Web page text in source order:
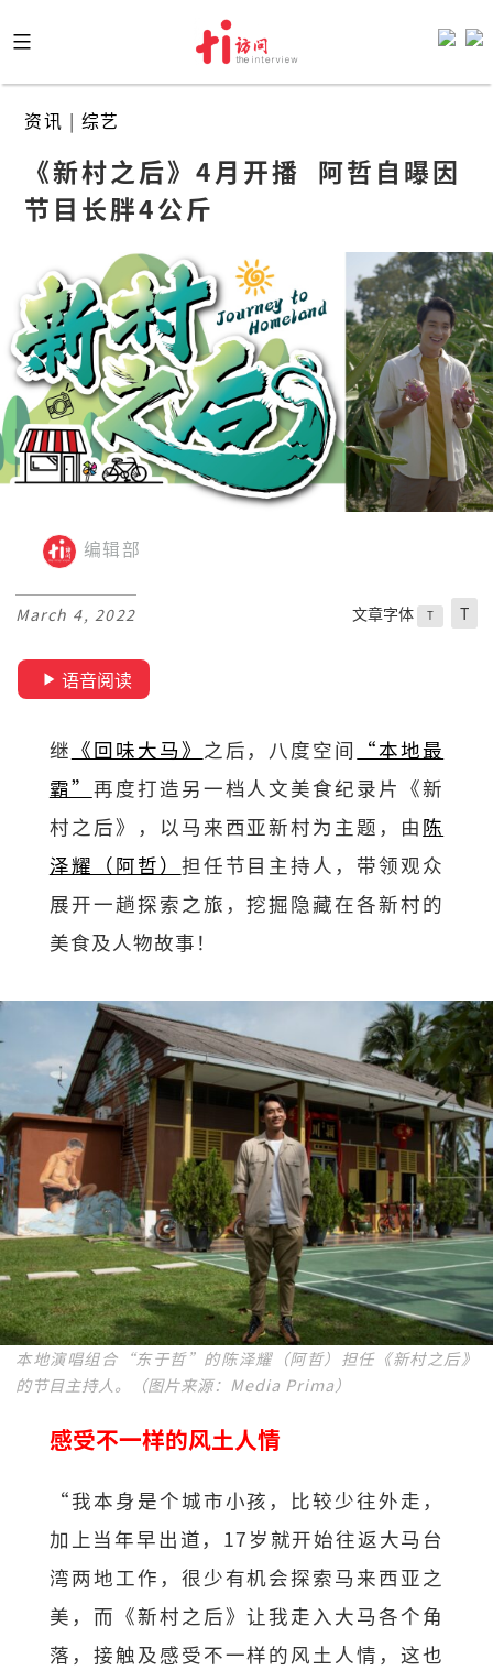
to
content
资讯 | 综艺
《新村之后》4月开播  阿哲自曝因
节目长胖4公斤
编辑部
March 4, 2022 文章字体 T T
语音阅读
继 《回味大马》 之后，八度空间 “本地最
霸” 再度打造另一档人文美食纪录片《新
村之后》，以马来西亚新村为主题，由 陈
泽耀（阿哲） 担任节目主持人，带领观众
展开一趟探索之旅，挖掘隐藏在各新村的
美食及人物故事！
本地演唱组合“东于哲”的陈泽耀（阿哲）担任《新村之后》
的节目主持人。（图片来源：Media Prima）
感受不一样的风土人情
“我本身是个城市小孩，比较少往外走，
加上当年早出道，17岁就开始往返大马台
湾两地工作，很少有机会探索马来西亚之
美，而《新村之后》让我走入大马各个角
落，接触及感受不一样的风土人情，这也